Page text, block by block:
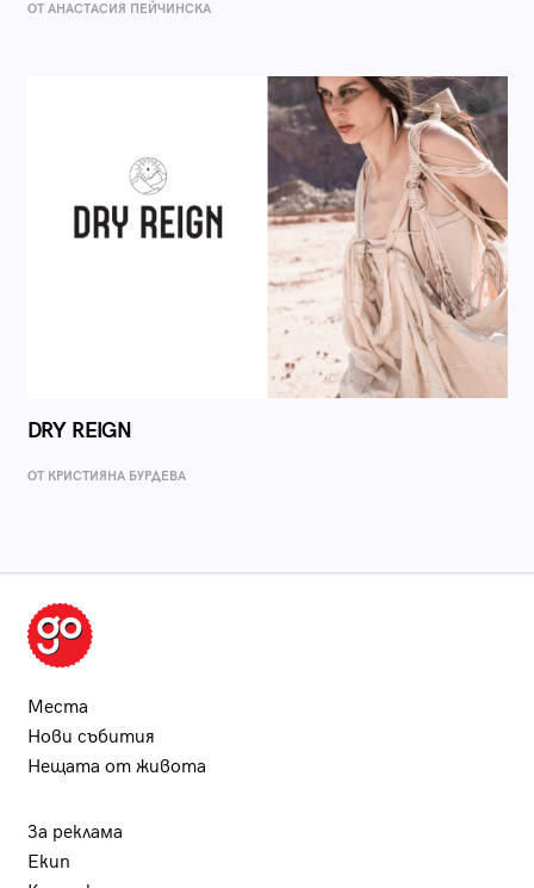
ОТ AНАСТАСИЯ ПЕЙЧИНСКА
DRY REIGN
ОТ КРИСТИЯНА БУРДЕВА
Места
Нови събития
Нещата от живота
За реклама
Екип